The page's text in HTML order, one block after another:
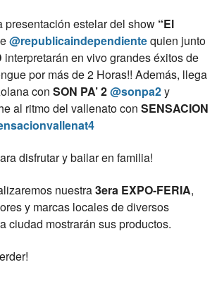
presentación estelar del show “El
@republicaindependientequien junto
interpretarán en vivo grandes éxitos de
por más de 2 Horas!! Además, llega
con SON PA’ 2@sonpa2y
al ritmo del vallenato con SENSACION
disfrutar y bailar en familia!
nuestra3era EXPO-FERIA,
y marcas locales de diversos
ciudad mostrarán sus productos.